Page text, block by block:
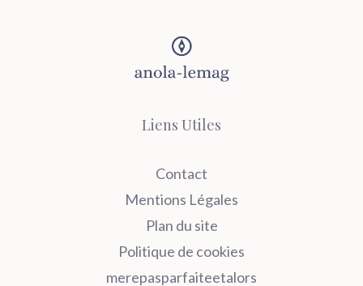
Liens Utiles
Contact
Mentions Légales
Plan du site
Politique de cookies
merepasparfaiteetalors